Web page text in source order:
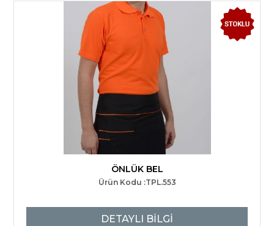
ÖNLÜK BEL
Ürün Kodu :TPL.553
DETAYLI BİLGİ